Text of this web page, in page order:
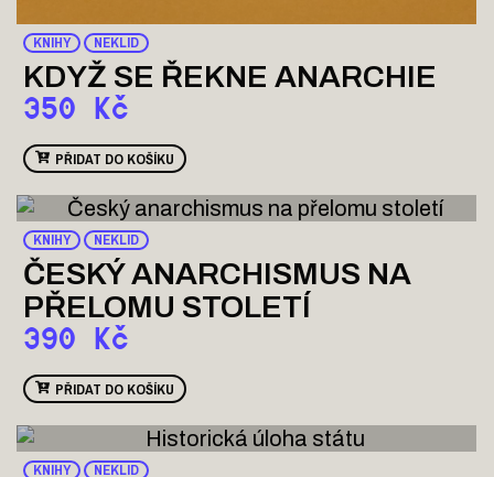
KNIHY NEKLID
KDYŽ SE ŘEKNE ANARCHIE
350 Kč
PŘIDAT DO KOŠÍKU
KNIHY NEKLID
ČESKÝ ANARCHISMUS NA
PŘELOMU STOLETÍ
390 Kč
PŘIDAT DO KOŠÍKU
KNIHY NEKLID